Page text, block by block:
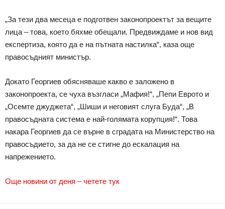
„За тези два месеца е подготвен законопроектът за вещите
лица – това, което бяхме обещали. Предвиждаме и нов вид
експертиза, която да е на пътната настилка“, каза още
правосъдният министър.
Докато Георгиев обясняваше какво е заложено в
законопроекта, се чуха възгласи „Мафия!“, „Пепи Еврото и
„Осемте джуджета“, „Шиши и неговият слуга Буда“, „В
правосъдната система е най-голямата корупция!“. Това
накара Георгиев да се върне в сградата на Министерство на
правосъдието, за да не се стигне до ескалация на
напрежението.
Още новини от деня – четете тук